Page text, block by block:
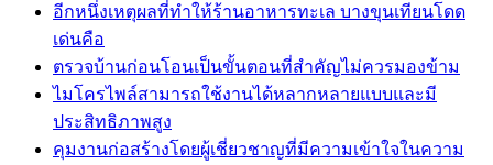
อีกหนึ่งเหตุผลที่ทำให้ร้านอาหารทะเล บางขุนเทียนโดด
เด่นคือ
ตรวจบ้านก่อนโอนเป็นขั้นตอนที่สำคัญไม่ควรมองข้าม
ไมโครไพล์สามารถใช้งานได้หลากหลายแบบและมี
ประสิทธิภาพสูง
คุมงานก่อสร้างโดยผู้เชี่ยวชาญที่มีความเข้าใจในความ